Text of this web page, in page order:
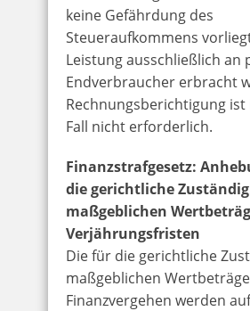
keine Gefährdung des
Steueraufkommens
Leistung ausschließlich an
Endverbraucher erbracht
Rechnungsberichtigung ist
Fall nicht erforderlich.
Finanzstrafgesetz:
die gerichtliche
maßgeblichen
Verjährungsfristen
Die für die gerichtliche
maßgeblichen
Finanzvergehen werden